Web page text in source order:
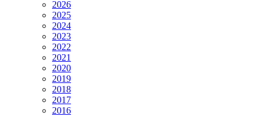
2026
2025
2024
2023
2022
2021
2020
2019
2018
2017
2016